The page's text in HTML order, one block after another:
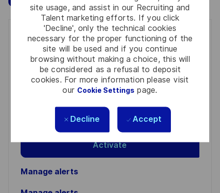
site usage, and assist in our Recruiting and
Talent marketing efforts. If you click
'Decline', only the technical cookies
necessary for the proper functioning of the
site will be used and if you continue
browsing without making a choice, this will
be considered as a refusal to deposit
cookies. For more information please visit
our Cookie Settings page.
Decline Accept
Get notified for similar jobs
You'll receive updates once a week
Enter
Review and agree to the terms of processing
personal information
Activate
Manage alerts